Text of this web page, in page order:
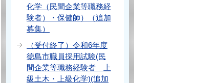
化学（民間企業等職務経
験者）・保健師）（追加
募集）
（受付終了）令和6年度
徳島市職員採用試験(民
間企業等職務経験者 上
級土木・上級化学)(追加